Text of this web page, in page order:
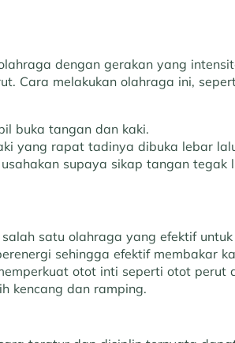
dengan gerakan yang
Cara melakukan olahraga ini,
buka tangan dan kaki.
yang rapat tadinya dibuka lebar
supaya sikap tangan tegak
satu olahraga yang efektif
sehingga efektif membakar
otot inti seperti otot perut
kencang dan ramping.